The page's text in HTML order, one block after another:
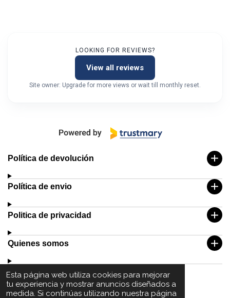
Esta página web utiliza cookies para mejorar
tu experiencia y mostrar anuncios diseñados a
medida. Si continúas utilizando nuestra página
LOOKING FOR REVIEWS?
View all reviews
Site owner: Upgrade for more views or wait till monthly reset.
Política de devolución
Política de envio
Politica de privacidad
Quienes somos